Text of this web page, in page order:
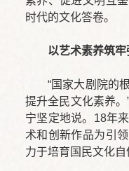
时代的文化答卷。
以艺术素养筑
“国家大剧院的
提升全民文化素养
宁坚定地说。18年
术和创新作品为引
力于培育国民文化自